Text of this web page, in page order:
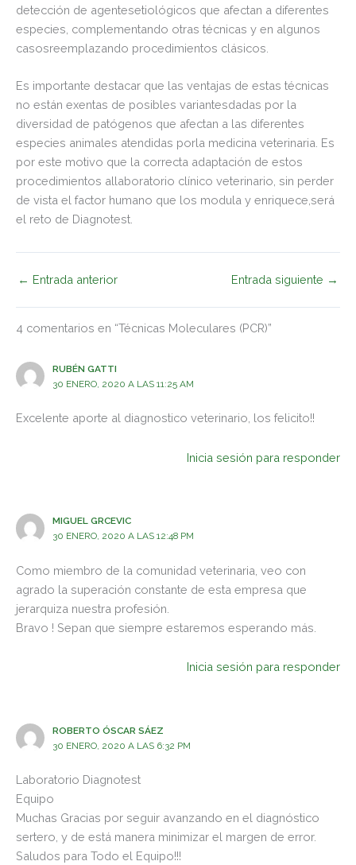
detección de agentesetiológicos que afectan a diferentes
especies, complementando otras técnicas y en algunos
casosreemplazando procedimientos clásicos.
Es importante destacar que las ventajas de estas técnicas
no están exentas de posibles variantesdadas por la
diversidad de patógenos que afectan a las diferentes
especies animales atendidas porla medicina veterinaria. Es
por este motivo que la correcta adaptación de estos
procedimientos allaboratorio clínico veterinario, sin perder
de vista el factor humano que los modula y enriquece,será
el reto de Diagnotest.
← Entrada anterior Entrada siguiente →
4 comentarios en “Técnicas Moleculares (PCR)”
RUBÉN GATTI
30 ENERO, 2020 A LAS 11:25 AM
Excelente aporte al diagnostico veterinario, los felicito!!
Inicia sesión para responder
MIGUEL GRCEVIC
30 ENERO, 2020 A LAS 12:48 PM
Como miembro de la comunidad veterinaria, veo con
agrado la superación constante de esta empresa que
jerarquiza nuestra profesión.
Bravo ! Sepan que siempre estaremos esperando más.
Inicia sesión para responder
ROBERTO ÓSCAR SÁEZ
30 ENERO, 2020 A LAS 6:32 PM
Laboratorio Diagnotest
Equipo
Muchas Gracias por seguir avanzando en el diagnóstico
sertero, y de está manera minimizar el margen de error.
Saludos para Todo el Equipo!!!